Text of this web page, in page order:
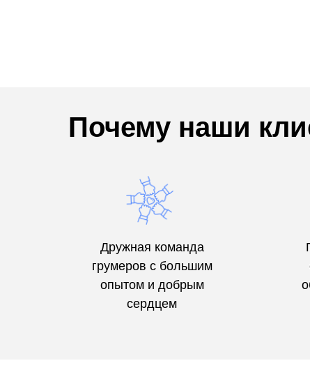
Почему наши
Дружная команда
грумеров с большим
опытом и добрым
сердцем